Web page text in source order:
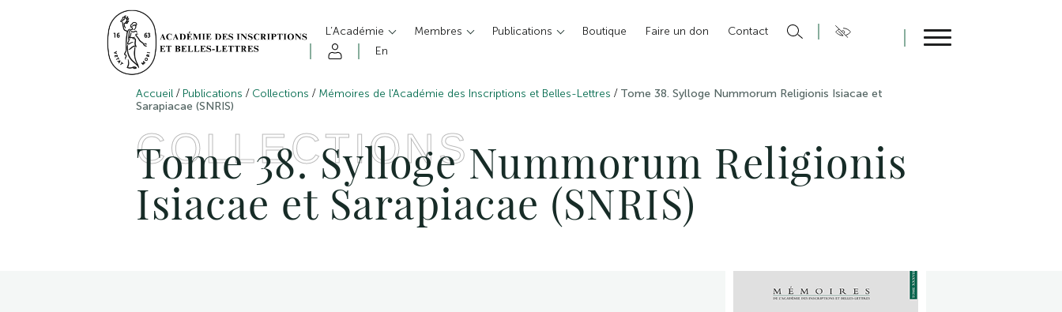
L’Académie Membres Publications Boutique Faire un don
Contact
En
Accueil / Publications / Collections / Mémoires de l'Académie des Inscriptions et Belles-Lettres / Tome 38. Sylloge Nummorum Religionis Isiacae et
Sarapiacae (SNRIS)
COLLECTIONS
Tome 38. Sylloge Nummorum Religionis
Isiacae et Sarapiacae (SNRIS)